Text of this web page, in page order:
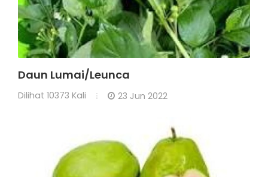
Daun Lumai/Leunca
Dilihat 10373 Kali 23 Jun 2022